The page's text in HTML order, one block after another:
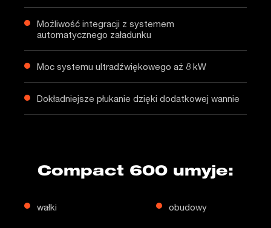
Możliwość integracji z systemem
automatycznego załadunku
Moc systemu ultradźwiękowego aż 8 kW
Dokładniejsze płukanie dzięki dodatkowej wannie
Compact 600 umyje:
wałki obudowy